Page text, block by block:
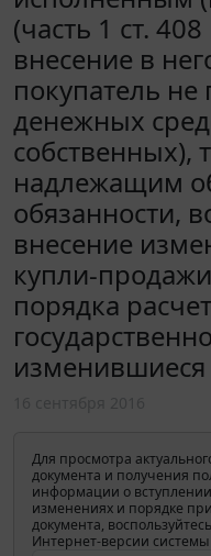
(часть 1 ст.
внесение в
покупатель не
денежных
собственных),
надлежащим
обязанности,
внесение
купли-
порядка
изменившиеся
Для просмотра
документа и получения
информации о вступлении
изменениях и порядке
документа,
Интернет-версии